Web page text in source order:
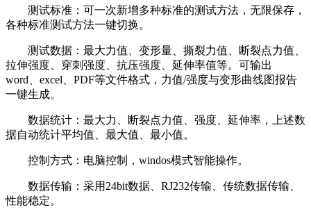
测试标准：可一次新增多种标准的测试方法，无限保存，
各种标准测试方法一键切换。
测试数据：最大力值、变形量、撕裂力值、断裂点力值、
拉伸强度、穿刺强度、抗压强度、延伸率值等。可输出
word
excel PDF等文件格式，力值/强度与变形曲线图报告
一键生成。
数据统计：最大力、断裂点力值、强度、延伸率，上述数
据自动统计平均值、最大值、最小值。
控制方式：电脑控制， windos模式智能操作。
数据传输：采用 24bit数据、 RJ232传输、传统数据传输、
性能稳定。